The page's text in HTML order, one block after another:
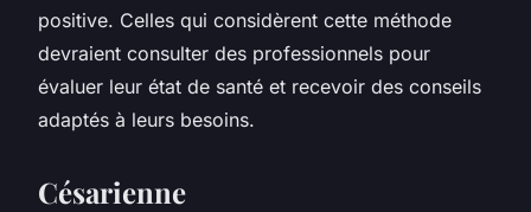
positive. Celles qui considèrent cette méthode
devraient consulter des professionnels pour
évaluer leur état de santé et recevoir des conseils
adaptés à leurs besoins.
Césarienne